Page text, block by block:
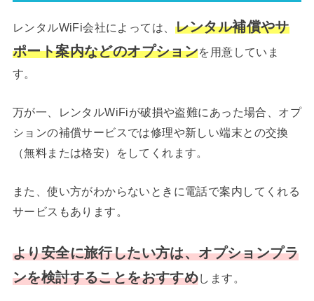
レンタルWiFi会社によっては、 レンタル補償やサ
ポート案内などのオプションを用意していま
す。
万が一、レンタルWiFiが破損や盗難にあった場合、オプ
ションの補償サービスでは修理や新しい端末との交換
（無料または格安）をしてくれます。
また、使い方がわからないときに電話で案内してくれる
サービスもあります。
より安全に旅行したい方は、オプションプラ
ンを検討することをおすすめします。